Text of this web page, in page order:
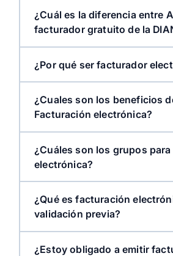
¿Cuál es la diferencia entre
facturador gratuito de la
¿Por qué ser facturador
¿Cuales son los beneficios
Facturación electrónica?
¿Cuáles son los grupos
electrónica?
¿Qué es facturación
validación previa?
¿Estoy obligado a emitir